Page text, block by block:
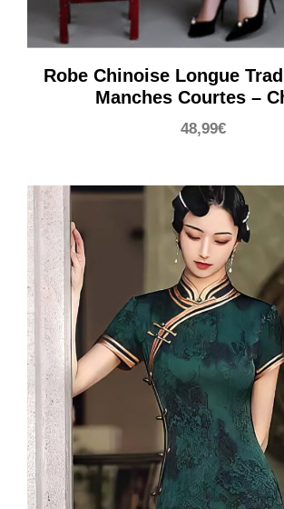
Robe Chinoise Longue
Manches Courtes –
48,99€